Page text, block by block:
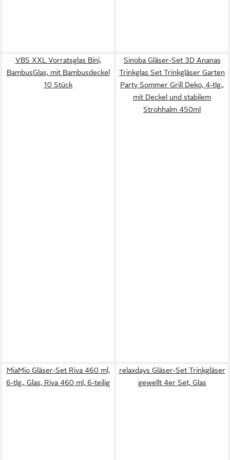
VBS XXL Vorratsglas Bini,
BambusGlas, mit Bambusdeckel
10 Stück
Sinoba Gläser-Set 3D Ananas
Trinkglas Set Trinkgläser Garten
Party Sommer Grill Deko, 4-tlg.,
mit Deckel und stabilem
Strohhalm 450ml
MiaMio Gläser-Set Riva 460 ml,
6-tlg., Glas, Riva 460 ml, 6-teilig
relaxdays Gläser-Set Trinkgläser
gewellt 4er Set, Glas